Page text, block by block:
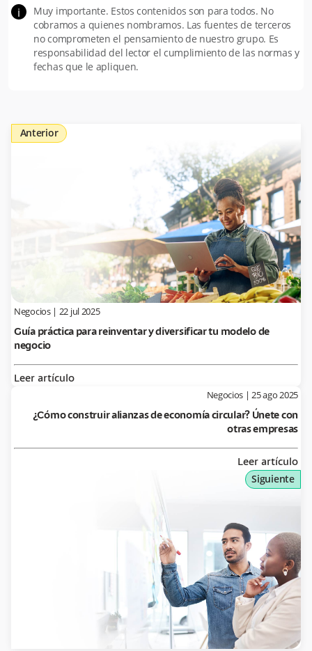
i
Muy importante. Estos contenidos son para todos. No
cobramos a quienes nombramos. Las fuentes de terceros
no comprometen el pensamiento de nuestro grupo. Es
responsabilidad del lector el cumplimiento de las normas y
fechas que le apliquen.
Anterior
Negocios| 22 jul 2025
Guía práctica para reinventar y diversificar tu modelo de
negocio
Leer artículo
Siguiente
Negocios |25 ago 2025
¿Cómo construir alianzas de economía circular? Únete con
otras empresas
Leer artículo